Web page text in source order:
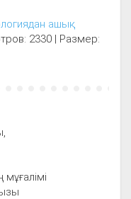
ашық
2330 | Размер: